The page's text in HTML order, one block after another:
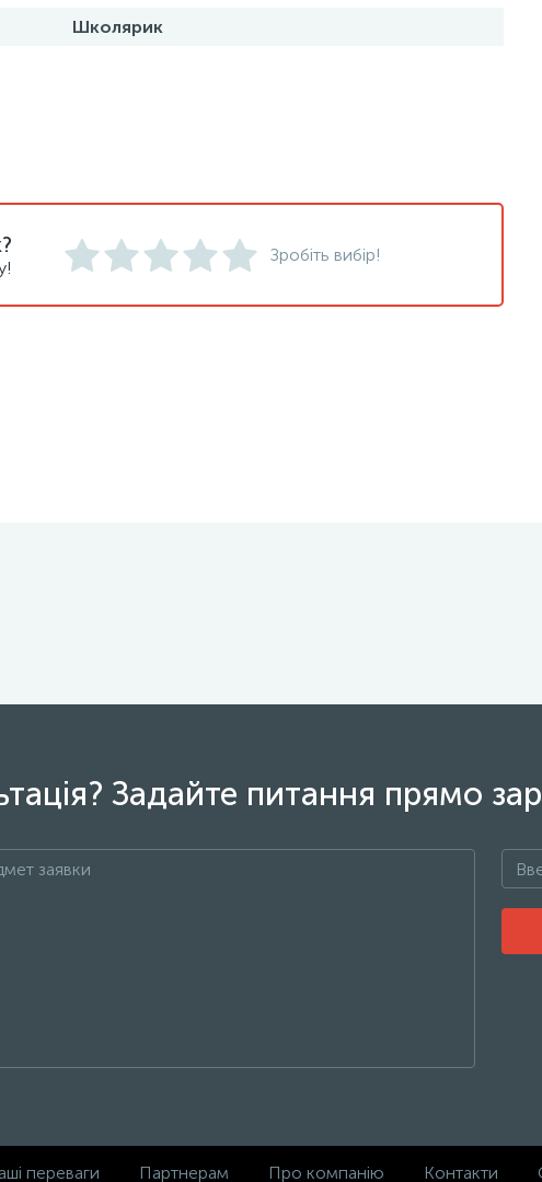
Школярик
Зробіть вибір!
Задайте питання прямо
переваги Партнерам Про компанію Контакти